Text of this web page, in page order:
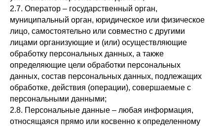
2.7. Оператор – государственный орган,
муниципальный орган, юридическое или физическое
лицо, самостоятельно или совместно с другими
лицами организующие и (или) осуществляющие
обработку персональных данных, а также
определяющие цели обработки персональных
данных, состав персональных данных, подлежащих
обработке, действия (операции), совершаемые с
персональными данными;
2.8. Персональные данные – любая информация,
относящаяся прямо или косвенно к определенному